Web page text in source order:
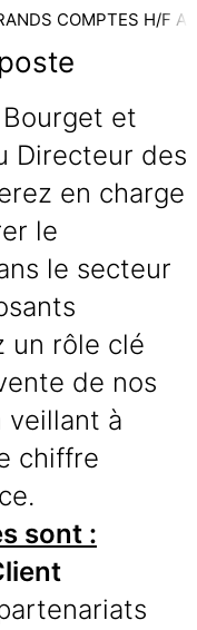
COMPTES H/F
et
Directeur des
en charge
le
le secteur
un rôle clé
de nos
veillant à
chiffre
sont :